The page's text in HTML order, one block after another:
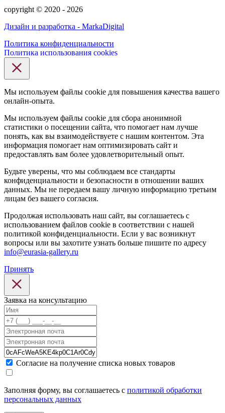
сopyright © 2020 - 2026
Дизайн и разработка - MarkaDigital
Политика конфиденциальности
Политика использования cookies
Мы используем файлы cookie для повышения качества вашего
онлайн-опыта.
Мы используем файлы cookie для сбора анонимной
статистики о посещении сайта, что помогает нам лучше
понять, как вы взаимодействуете с нашим контентом. Эта
информация помогает нам оптимизировать сайт и
предоставлять вам более удовлетворительный опыт.
Будьте уверены, что мы соблюдаем все стандарты
конфиденциальности и безопасности в отношении ваших
данных. Мы не передаем вашу личную информацию третьим
лицам без вашего согласия.
Продолжая использовать наш сайт, вы соглашаетесь с
использованием файлов cookie в соответствии с нашей
политикой конфиденциальности. Если у вас возникнут
вопросы или вы захотите узнать больше пишите по адресу
info@eurasia-gallery.ru
Принять
Заявка на консультацию
Cогласие на получение списка новых товаров
Заполняя форму, вы соглашаетесь с политикой обработки
персональных данных